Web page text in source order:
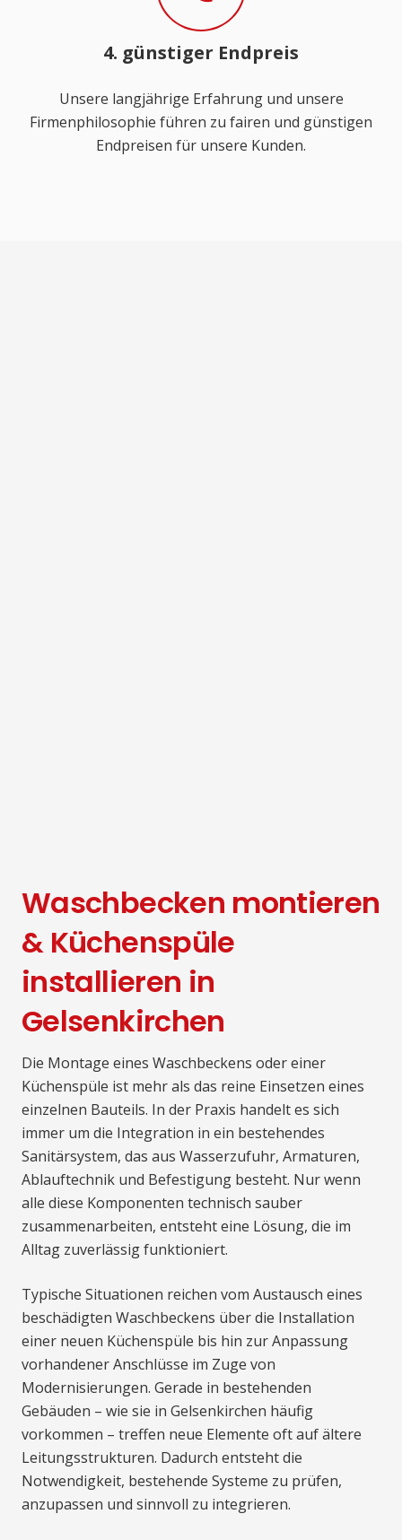
4. günstiger Endpreis
Unsere langjährige Erfahrung und unsere
Firmenphilosophie führen zu fairen und günstigen
Endpreisen für unsere Kunden.
Waschbecken montieren
& Küchenspüle
installieren in
Gelsenkirchen
Die Montage eines Waschbeckens oder einer
Küchenspüle ist mehr als das reine Einsetzen eines
einzelnen Bauteils. In der Praxis handelt es sich
immer um die Integration in ein bestehendes
Sanitärsystem, das aus Wasserzufuhr, Armaturen,
Ablauftechnik und Befestigung besteht. Nur wenn
alle diese Komponenten technisch sauber
zusammenarbeiten, entsteht eine Lösung, die im
Alltag zuverlässig funktioniert.
Typische Situationen reichen vom Austausch eines
beschädigten Waschbeckens über die Installation
einer neuen Küchenspüle bis hin zur Anpassung
vorhandener Anschlüsse im Zuge von
Modernisierungen. Gerade in bestehenden
Gebäuden – wie sie in Gelsenkirchen häufig
vorkommen – treffen neue Elemente oft auf ältere
Leitungsstrukturen. Dadurch entsteht die
Notwendigkeit, bestehende Systeme zu prüfen,
anzupassen und sinnvoll zu integrieren.